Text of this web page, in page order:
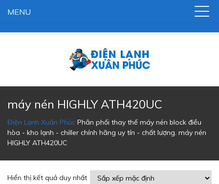
MENU
máy nén HIGHLY ATH420UC
Điện Lạnh Xuân Phúc Phân phối thay thế máy nén block điều
hòa - kho lạnh - chiller chính hãng uy tín - chất lượng. máy nén
HIGHLY ATH420UC
Hiển thị kết quả duy nhất